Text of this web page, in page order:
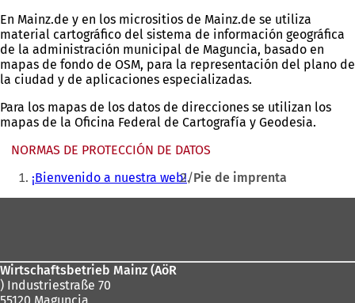
En Mainz.de y en los micrositios de Mainz.de se utiliza
material cartográfico del sistema de información geográfica
de la administración municipal de Maguncia, basado en
mapas de fondo de OSM, para la representación del plano de
la ciudad y de aplicaciones especializadas.
Para los mapas de los datos de direcciones se utilizan los
mapas de la Oficina Federal de Cartografía y Geodesia.
NORMAS DE PROTECCIÓN DE DATOS
Estás
aquí:
¡Bienvenido a nuestra web! Pie de imprenta
pies
Wirtschaftsbetrieb Mainz (AöR
) Industriestraße 70